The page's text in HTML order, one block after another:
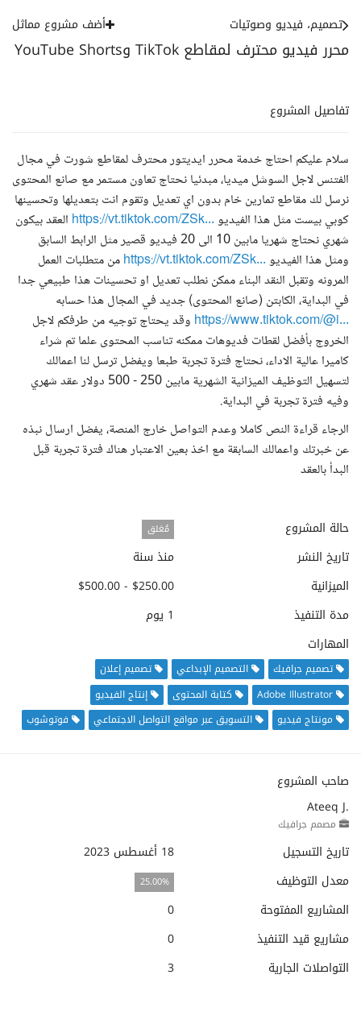
محرر فيديو محترف لمقاطع TikTok وYouTube Shorts
تصميم، فيديو وصوتيات أضف مشروع مماثل
تفاصيل المشروع
سلام عليكم احتاج خدمة محرر ايديتور محترف لمقاطع شورت في مجال
الفتنس لاجل السوشل ميديا، مبدئيا نحتاج تعاون مستمر مع صانع المحتوى
نرسل لك مقاطع تمارين خام بدون اي تعديل وتقوم انت بتعديلها وتحسينها
كوبي بيست مثل هذا الفيديوhttps://vt.tiktok.com/ZSk... العقد بيكون
شهري نحتاج شهريا مابين 10 الى 20 فيديو قصير مثل الرابط السابق
ومثل هذا الفيديوhttps://vt.tiktok.com/ZSk...من متطلبات العمل
المرونه وتقبل النقد البناء ممكن نطلب تعديل او تحسينات هذا طبيعي جدا
في البداية، الكابتن (صانع المحتوى) جديد في المجال هذا حسابه
https://www.tiktok.com/@i... وقد يحتاج توجيه من طرفكم لاجل
الخروج بأفضل لقطات فديوهات ممكنه تناسب المحتوى علما تم شراء
كاميرا عالية الاداء، نحتاج فترة تجربة طبعا ويفضل ترسل لنا اعمالك
لتسهيل التوظيف الميزانية الشهرية مابين 250 - 500 دولار عقد شهري
وفيه فترة تجربة في البداية.
الرجاء قراءة النص كاملا وعدم التواصل خارج المنصة، يفضل ارسال نبذه
عن خبرتك واعمالك السابقة مع اخذ بعين الاعتبار هناك فترة تجربة قبل
البدأ بالعقد
حالة المشروع مُغلق
تاريخ النشر
منذ سنة
الميزانية
$250.00 - $500.00
مدة التنفيذ
1 يوم
المهارات
تصميم جرافيك التصميم الإبداعي
تصميم إعلان
Adobe Illustrator
كتابة المحتوى
إنتاج الفيديو
مونتاج فيديو
التسويق عبر مواقع التواصل الاجتماعي فوتوشوب
صاحب المشروع
Ateeq J.
مصمم جرافيك
تاريخ التسجيل
18 أغسطس 2023
معدل التوظيف
25.00%
المشاريع المفتوحة
0
مشاريع قيد التنفيذ
0
التواصلات الجارية
3